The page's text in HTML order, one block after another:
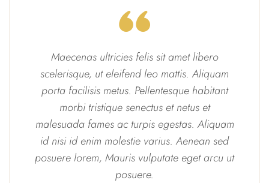
Maecenas ultricies felis sit amet libero
scelerisque, ut eleifend leo mattis. Aliquam
porta facilisis metus. Pellentesque habitant
morbi tristique senectus et netus et
malesuada fames ac turpis egestas. Aliquam
id nisi id enim molestie varius. Aenean sed
posuere lorem, Mauris vulputate eget arcu ut
posuere.